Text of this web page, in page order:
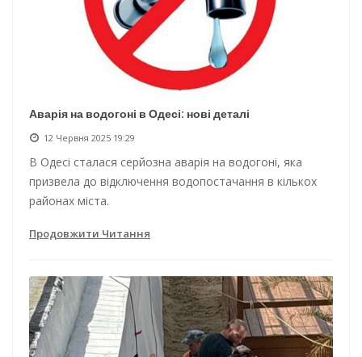
Аварія на водогоні в Одесі: нові деталі
12 Червня 2025 19:29
В Одесі сталася серйозна аварія на водогоні, яка
призвела до відключення водопостачання в кількох
районах міста.
Продовжити Читання